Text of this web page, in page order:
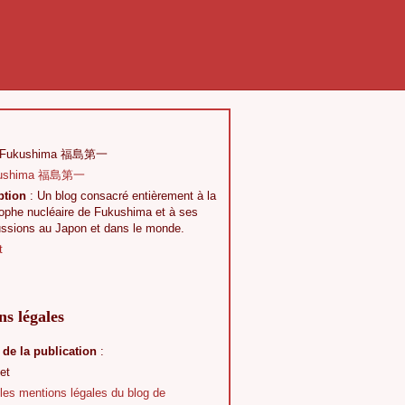
福島第一
: Un blog consacré entièrement à la
nucléaire de Fukushima et à ses
au Japon et dans le monde.
légales
de la publication :
mentions légales du blog de